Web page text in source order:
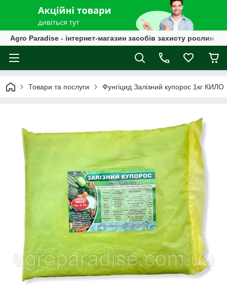
Agro Paradise - інтернет-магазин засобів захисту рослин
Товари та послуги Фунгіцид Залізний купорос 1кг КИЛО